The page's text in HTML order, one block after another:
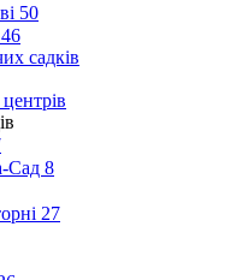
50
46
садків
Сад 8
27